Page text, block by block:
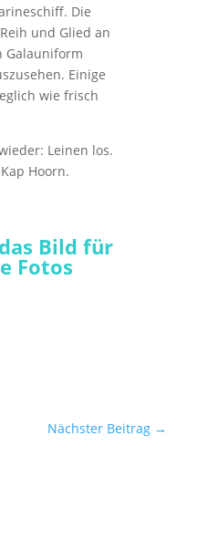
Die
und Glied an
Galauniform
Einige
wie frisch
Leinen los.
Hoorn.
Bild für
Fotos
Nächster Beitrag →